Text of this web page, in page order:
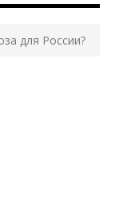
для России?